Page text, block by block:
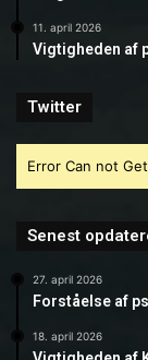
11. april 2026
Vigtigheden af
Twitter
Error Can not
Senest
27. april 2026
Forståelse af
18. april 2026